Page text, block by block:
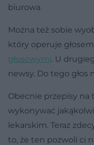
biurowa.
Można też sobie
który operuje
głosowymi. U
newsy. Do tego
Obecnie przepisy na
wykonywać
lekarskim. Teraz
to, że ten pozwoli ci